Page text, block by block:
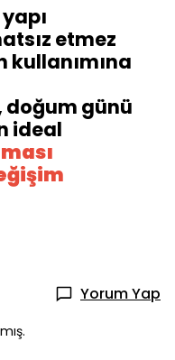
etmez
kullanımına
doğum günü
ideal
Yorum Yap